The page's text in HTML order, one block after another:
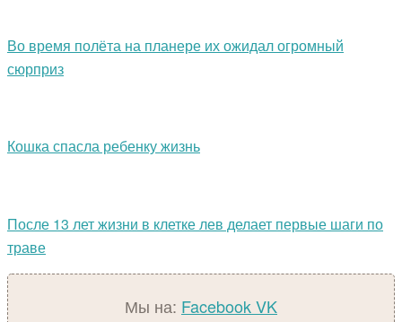
Во время полёта на планере их ожидал огромный
сюрприз
Кошка спасла ребенку жизнь
После 13 лет жизни в клетке лев делает первые шаги по
траве
Мы на: FacebookVK